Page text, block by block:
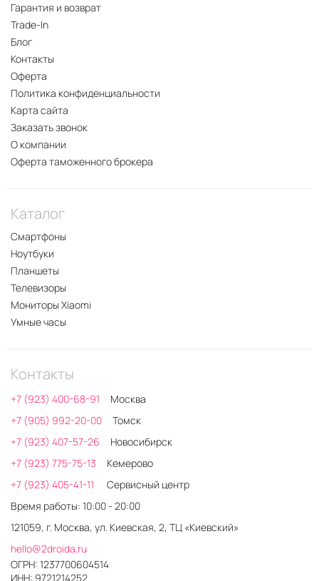
Гарантия и возврат
Trade-In
Блог
Контакты
Оферта
Политика конфиденциальности
Карта сайта
Заказать звонок
О компании
Оферта таможенного брокера
Каталог
Смартфоны
Ноутбуки
Планшеты
Телевизоры
Мониторы Xiaomi
Умные часы
Контакты
+7 (923) 400-68-91
Москва
+7 (905) 992-20-00
Томск
+7 (923) 407-57-26
Новосибирск
+7 (923) 775-75-13
Кемерово
+7 (923) 405-41-11
Сервисный центр
Время работы: 10:00 - 20:00
121059, г. Москва, ул. Киевская, 2, ТЦ «Киевский»
hello@2droida.ru
ОГРН: 1237700604514
ИНН: 9721214252